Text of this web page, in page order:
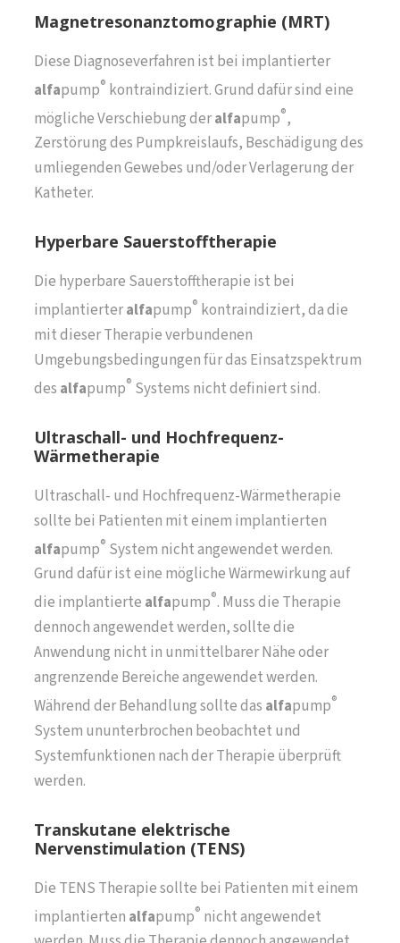
Magnetresonanztomographie (MRT)
Diese Diagnoseverfahren ist bei implantierter
alfapump® kontraindiziert. Grund dafür sind eine
mögliche Verschiebung deralfapump®,
Zerstörung des Pumpkreislaufs, Beschädigung des
umliegenden Gewebes und/oder Verlagerung der
Katheter.
Hyperbare Sauerstofftherapie
Die hyperbare Sauerstofftherapie ist bei
implantierteralfapump® kontraindiziert, da die
mit dieser Therapie verbundenen
Umgebungsbedingungen für das Einsatzspektrum
des alfapump® Systems nicht definiert sind.
Ultraschall- und Hochfrequenz-
Wärmetherapie
Ultraschall- und Hochfrequenz-Wärmetherapie
sollte bei Patienten mit einem implantierten
alfapump® System nicht angewendet werden.
Grund dafür ist eine mögliche Wärmewirkung auf
die implantierte alfapump®. Muss die Therapie
dennoch angewendet werden, sollte die
Anwendung nicht in unmittelbarer Nähe oder
angrenzende Bereiche angewendet werden.
Während der Behandlung sollte das alfapump®
System ununterbrochen beobachtet und
Systemfunktionen nach der Therapie überprüft
werden.
Transkutane elektrische
Nervenstimulation (TENS)
Die TENS Therapie sollte bei Patienten mit einem
implantierten alfapump® nicht angewendet